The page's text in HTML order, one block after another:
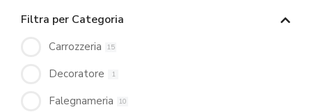
Filtra per Categoria
Carrozzeria 15
Decoratore 1
Falegnameria 10